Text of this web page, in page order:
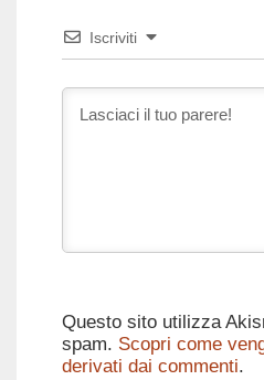
Iscriviti
Questo sito utilizza
spam. Scopri come
derivati dai commenti.